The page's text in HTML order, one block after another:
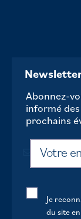
Abonnez-
informé
prochains
Je
du site